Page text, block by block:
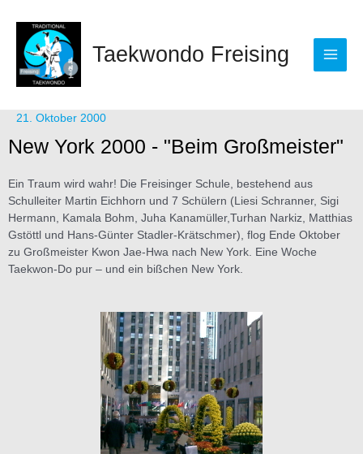
Inhalt
springen
Taekwondo Freising
21. Oktober 2000
New York 2000 - "Beim Großmeister"
Ein Traum wird wahr! Die Freisinger Schule, bestehend aus
Schulleiter Martin Eichhorn und 7 Schülern (Liesi Schranner, Sigi
Hermann, Kamala Bohm, Juha Kanamüller,Turhan Narkiz, Matthias
Gstöttl und Hans-Günter Stadler-Krätschmer), flog Ende Oktober
zu Großmeister Kwon Jae-Hwa nach New York. Eine Woche
Taekwon-Do pur – und ein bißchen New York.
Beitragsnavigation